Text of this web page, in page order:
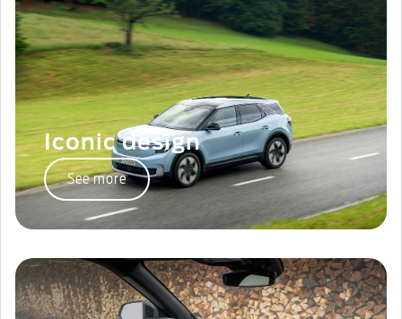
Iconic design
See more